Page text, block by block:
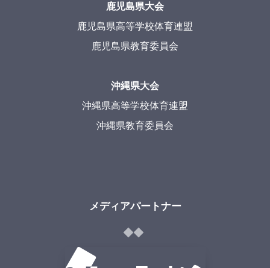
鹿児島県大会
鹿児島県高等学校体育連盟
鹿児島県教育委員会
沖縄県大会
沖縄県高等学校体育連盟
沖縄県教育委員会
メディアパートナー